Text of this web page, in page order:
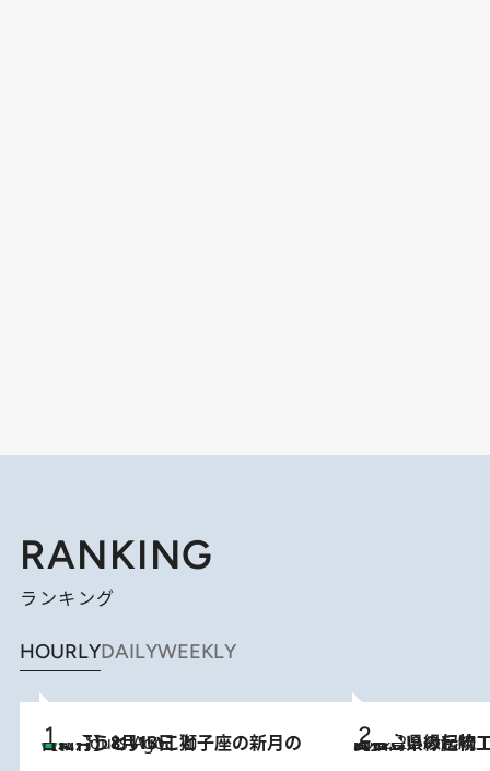
RANKING
ランキング
HOURLYDAILYWEEKLY
3 Hours Ago
【新月】8月13日 獅子座の新月の日に行うといいこと 2022.2.8
【福島県の伝統工芸品】 見た目も愛らしい縁起物 「起き上がり小法師」